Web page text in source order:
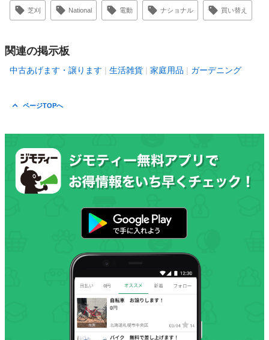
芝刈 National 電動 ナショナル 買い替え
関連の掲示板
中古あげます・譲ります 生活雑貨 家庭用品 ガーデニング
ページTOPへ